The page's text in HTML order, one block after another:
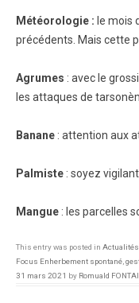
Météorologie : le mois
précédents. Mais cette
Agrumes : avec le
les attaques de
Banane : attention aux
Palmiste : soyez
Mangue : les parcelles
This entry was posted in Actualités
Focus Enherbement spontané
31 mars 2021 by Romuald